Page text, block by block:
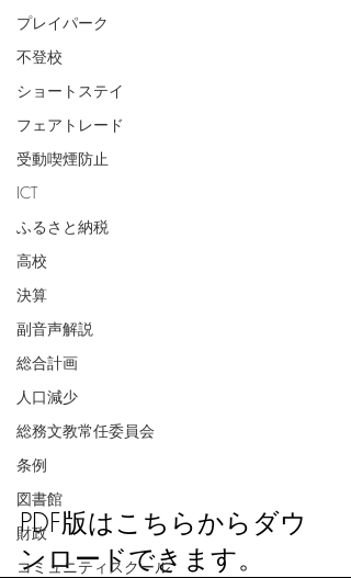
プレイパーク
不登校
ショートステイ
フェアトレード
受動喫煙防止
ICT
ふるさと納税
高校
決算
副音声解説
総合計画
人口減少
総務文教常任委員会
条例
図書館
財政
コミュニティスクール
PDF版はこちらからダウ
ンロードできます。